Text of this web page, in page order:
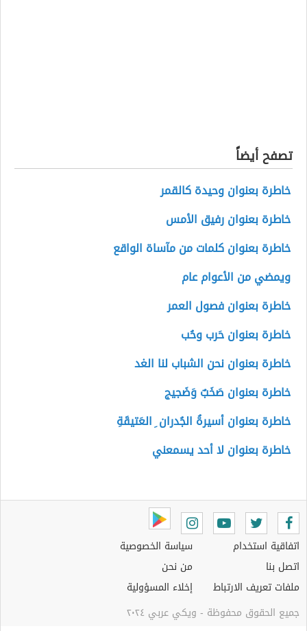
تصفح أيضاً
خاطرة بعنوان وحيدة كالقمر
خاطرة بعنوان رفيق الأمس
خاطرة بعنوان كلمات من مآساة الواقع
ويمضي من الأعوام عام
خاطرة بعنوان فصول العمر
خاطرة بعنوان حَرب وحُب
خاطرة بعنوان نحن الشباب لنا الغد
خاطرة بعنوان صَخَبٌ وَضَجيج
خاطرة بعنوان أسيرةُ الجُدران ِ العَتيقَةِ
خاطرة بعنوان لا أحد يسمعني
اتفاقية استخدام
اتصل بنا
ملفات تعريف الارتباط
سياسة الخصوصية
من نحن
إخلاء المسؤولية
جميع الحقوق محفوظة - ويكي عربي ٢٠٢٤